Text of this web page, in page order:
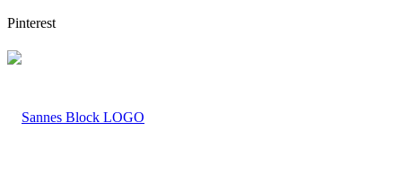
Pinterest
LOGO